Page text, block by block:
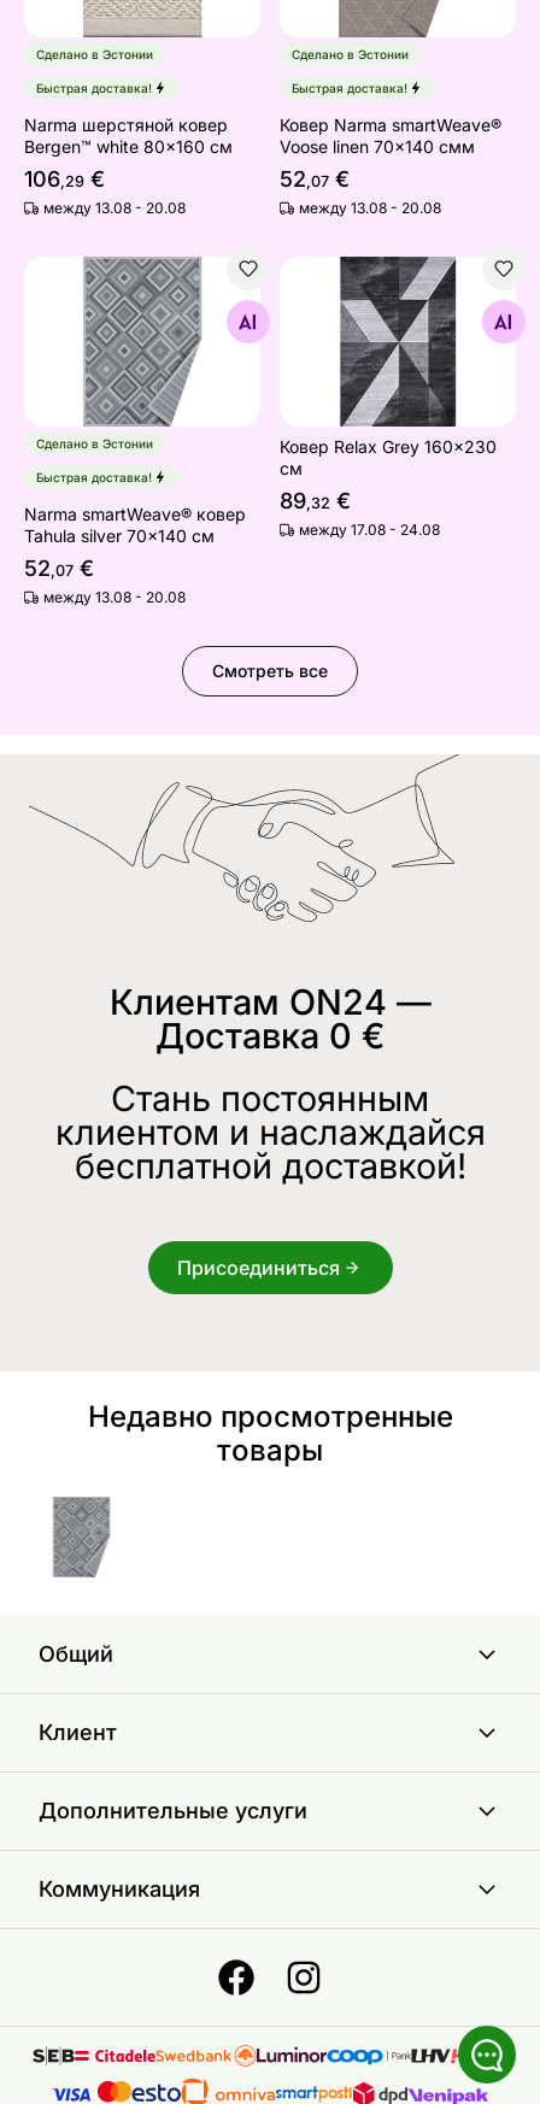
Сделано в Эстонии
Быстрая доставка!
Narma шерстяной ковeр
Bergen™ white 80x160 см
106,29 €
между 13.08 - 20.08
Сделано в Эстонии
Быстрая доставка!
Ковер Narma smartWeave®
Voose linen 70x140 смм
52,07 €
между 13.08 - 20.08
Narma smartWeave® ковер Tahula silver 70x140 см
Найдите похожие
Сделано в Эстонии
Быстрая доставка!
Narma smartWeave® ковер
Tahula silver 70x140 см
52,07 €
между 13.08 - 20.08
Ковер Relax Grey 160x230
Найдите похожие
Ковер Relax Grey 160x230
см
89,32 €
между 17.08 - 24.08
Смотреть все
Клиентам ON24 —
Доставка 0 €
Стань постоянным
клиентом и наслаждайся
бесплатной доставкой!
Присоединиться
Недавно просмотренные
товары
Общий
Клиент
Дополнительные услуги
Коммуникация